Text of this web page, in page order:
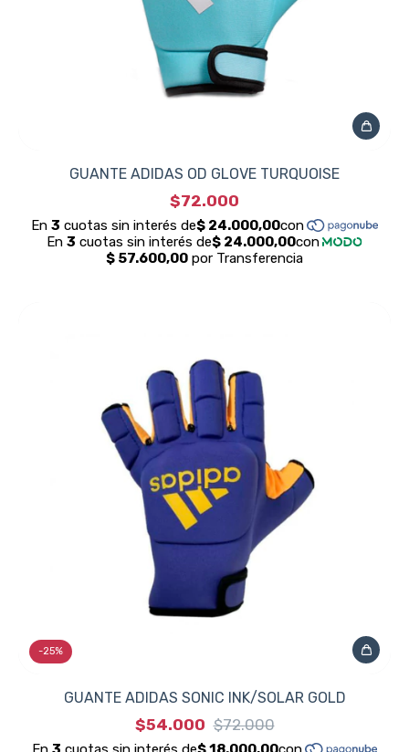
GUANTE ADIDAS OD GLOVE TURQUOISE
$72.000
-25%
GUANTE ADIDAS SONIC INK/SOLAR GOLD
$54.000 $72.000